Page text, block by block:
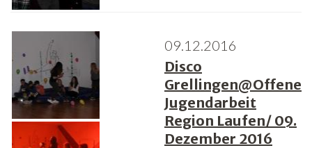
09.12.2016
Disco
Grellingen@Offene
Jugendarbeit
Region Laufen/ 09.
Dezember 2016